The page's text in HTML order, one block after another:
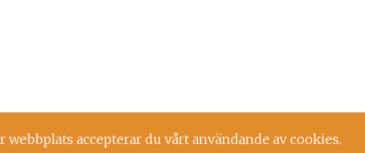
webbplats accepterar du vårt användande av cookies.